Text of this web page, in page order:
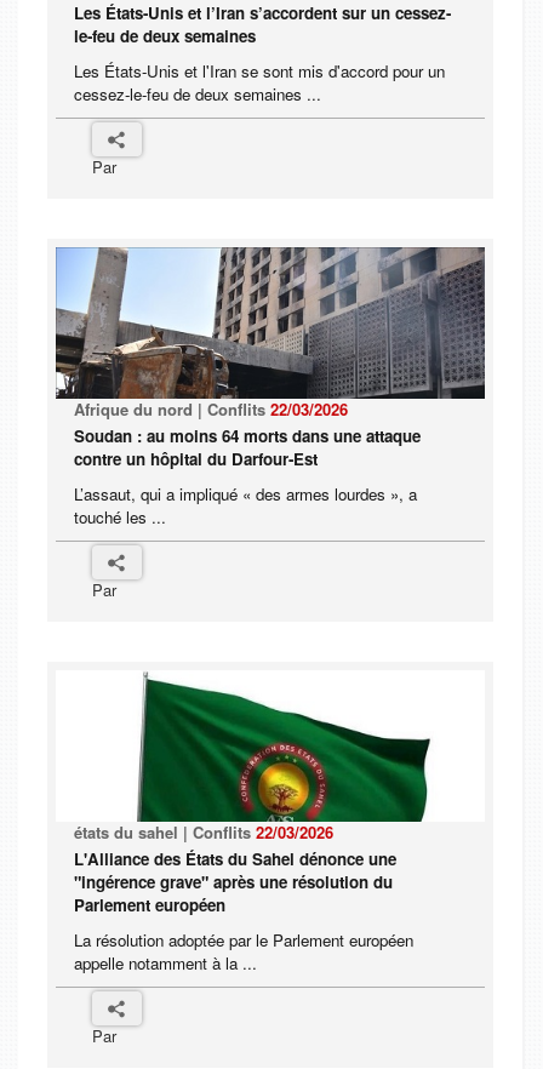
Les États-Unis et l’Iran s’accordent sur un cessez-
le-feu de deux semaines
Les États-Unis et l'Iran se sont mis d'accord pour un
cessez-le-feu de deux semaines ...
Par
Afrique du nord | Conflits 22/03/2026
Soudan : au moins 64 morts dans une attaque
contre un hôpital du Darfour-Est
L’assaut, qui a impliqué « des armes lourdes », a
touché les ...
Par
états du sahel | Conflits 22/03/2026
L'Alliance des États du Sahel dénonce une
"ingérence grave" après une résolution du
Parlement européen
La résolution adoptée par le Parlement européen
appelle notamment à la ...
Par